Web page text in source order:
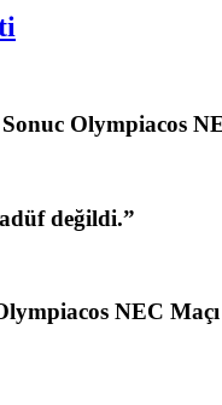
Olympiacos
değildi.”
NEC